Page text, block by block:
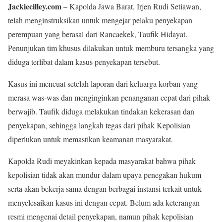
Jackiecilley.com– Kapolda Jawa Barat, Irjen Rudi Setiawan,
telah menginstruksikan untuk mengejar pelaku penyekapan
perempuan yang berasal dari Rancaekek, Taufik Hidayat.
Penunjukan tim khusus dilakukan untuk memburu tersangka yang
diduga terlibat dalam kasus penyekapan tersebut.
Kasus ini mencuat setelah laporan dari keluarga korban yang
merasa was-was dan menginginkan penanganan cepat dari pihak
berwajib. Taufik diduga melakukan tindakan kekerasan dan
penyekapan, sehingga langkah tegas dari pihak Kepolisian
diperlukan untuk memastikan keamanan masyarakat.
Kapolda Rudi meyakinkan kepada masyarakat bahwa pihak
kepolisian tidak akan mundur dalam upaya penegakan hukum
serta akan bekerja sama dengan berbagai instansi terkait untuk
menyelesaikan kasus ini dengan cepat. Belum ada keterangan
resmi mengenai detail penyekapan, namun pihak kepolisian